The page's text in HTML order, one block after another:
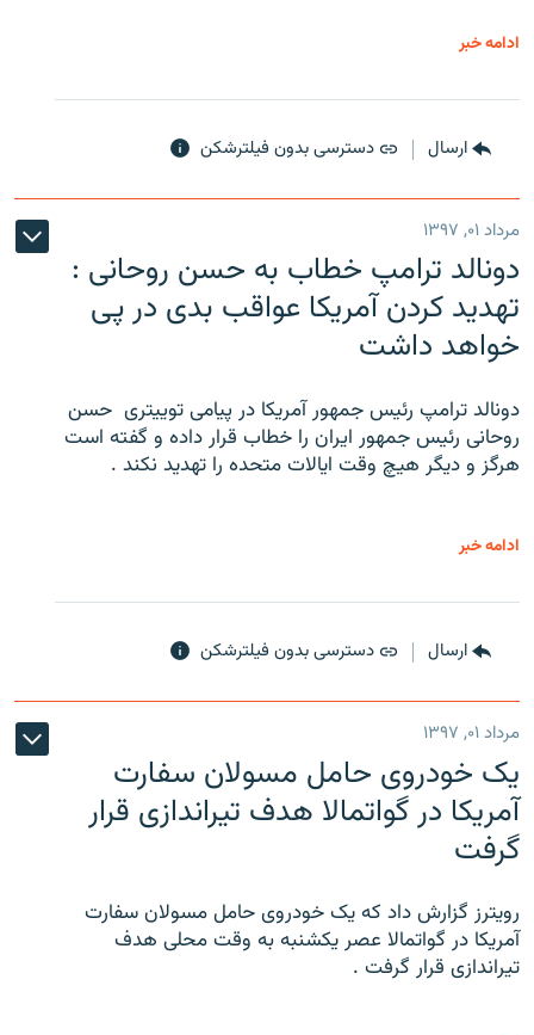
ادامه خبر
ارسال دسترسی بدون فیلترشکن
مرداد ۰۱, ۱۳۹۷
دونالد ترامپ خطاب به حسن روحانی :
تهدید کردن آمریکا عواقب بدی در پی
خواهد داشت
دونالد ترامپ رئیس جمهور آمریکا در پیامی توییتری ‌ حسن
روحانی رئیس جمهور ایران را خطاب قرار داده و گفته است
هرگز و دیگر هیچ وقت ایالات متحده را تهدید نکند .
ادامه خبر
ارسال دسترسی بدون فیلترشکن
مرداد ۰۱, ۱۳۹۷
یک خودروی حامل مسولان سفارت
آمریکا در گواتمالا هدف تیراندازی قرار
گرفت
رویترز گزارش داد که یک خودروی حامل مسولان سفارت
آمریکا در گواتمالا عصر یکشنبه به وقت محلی هدف
تیراندازی قرار گرفت .